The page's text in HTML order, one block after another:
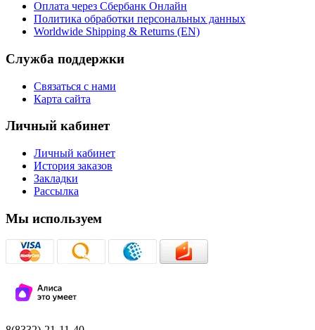
Оплата через Сбербанк Онлайн
Политика обработки персональных данных
Worldwide Shipping & Returns (EN)
Служба поддержки
Связаться с нами
Карта сайта
Личный кабинет
Личный кабинет
История заказов
Закладки
Рассылка
Мы используем